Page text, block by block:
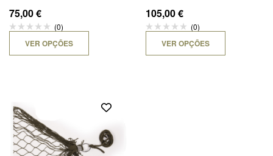
75,00€
(0)
VER OPÇÕES
105,00€
(0)
VER OPÇÕES